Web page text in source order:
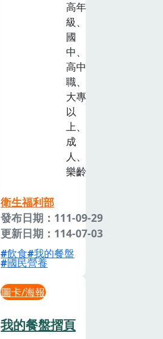
高年
級、
國
中、
高中
職、
大專
以
上、
成
人、
樂齡
衛生福利部
發布日期：111-09-29
更新日期：114-07-03
飲食 我的餐盤
國民營養
圖卡/海報
我的餐盤摺頁